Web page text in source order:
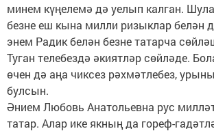
минем күңелемә дә уелып калган.
безне еш кына милли ризыклар белән
энем Радик белән безне татарча
Туган телебездә әкиятләр сөйләде.
өчен дә аңа чиксез рәхмәтлебез,
булсын.
Әнием Любовь Анатольевна рус
татар. Алар ике якның да гореф-